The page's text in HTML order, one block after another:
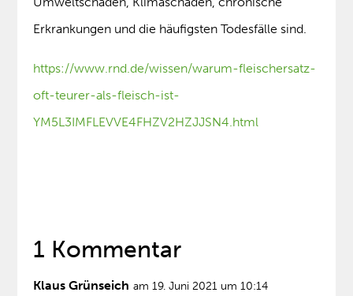
Erkrankungen und die häufigsten Todesfälle sind.
https://www.rnd.de/wissen/warum-fleischersatz-
oft-teurer-als-fleisch-ist-
YM5L3IMFLEVVE4FHZV2HZJJSN4.html
1 Kommentar
Klaus Grünseich am 19. Juni 2021 um 10:14